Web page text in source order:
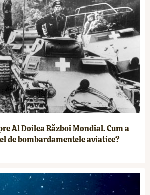
Al Doilea Război Mondial. Cum a
de bombardamentele aviatice?